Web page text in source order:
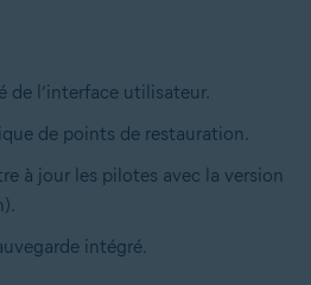
de l’interface utilisateur.
de points de restauration.
à jour les pilotes avec la version
intégré.